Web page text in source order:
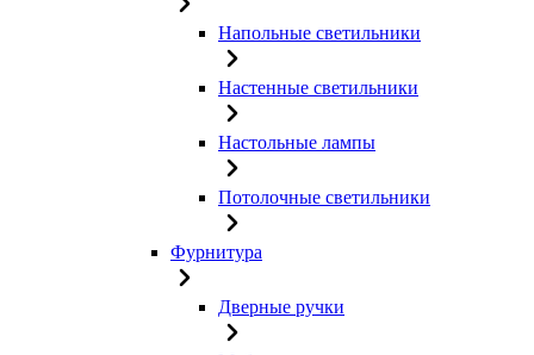
Напольные светильники
Настенные светильники
Настольные лампы
Потолочные светильники
Фурнитура
Дверные ручки